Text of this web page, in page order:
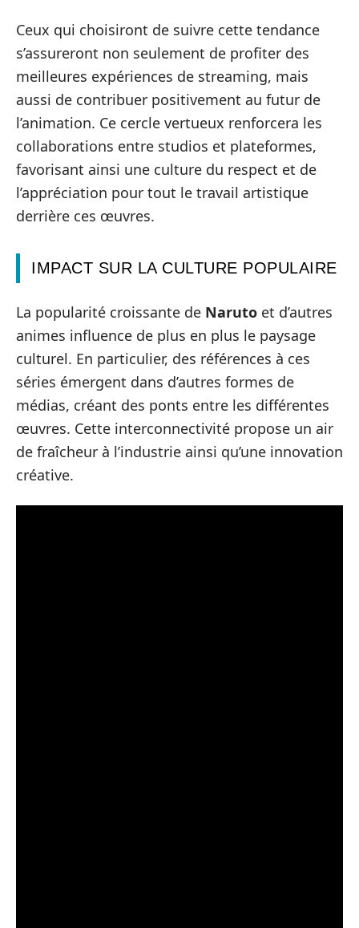
Ceux qui choisiront de suivre cette tendance
s’assureront non seulement de profiter des
meilleures expériences de streaming, mais
aussi de contribuer positivement au futur de
l’animation. Ce cercle vertueux renforcera les
collaborations entre studios et plateformes,
favorisant ainsi une culture du respect et de
l’appréciation pour tout le travail artistique
derrière ces œuvres.
IMPACT SUR LA CULTURE POPULAIRE
La popularité croissante de Naruto et d’autres
animes influence de plus en plus le paysage
culturel. En particulier, des références à ces
séries émergent dans d’autres formes de
médias, créant des ponts entre les différentes
œuvres. Cette interconnectivité propose un air
de fraîcheur à l’industrie ainsi qu’une innovation
créative.